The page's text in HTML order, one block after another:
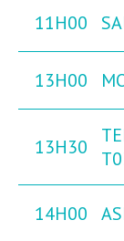
11H00
13H00
13H30
14H00